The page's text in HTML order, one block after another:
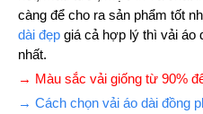
càng để cho ra sản phẩm tốt
dài đẹp giá cả hợp lý thì vải áo
nhất.
→ Màu sắc vải giống từ 90%
→ Cách chọn vải áo dài đồng